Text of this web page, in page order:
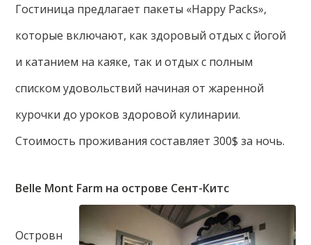
Гостиница предлагает пакеты «Happy Packs»,
которые включают, как здоровый отдых с йогой
и катанием на каяке, так и отдых с полным
списком удовольствий начиная от жаренной
курочки до уроков здоровой кулинарии.
Стоимость проживания составляет 300$ за ночь.
Belle Mont Farm на острове Сент-Китс
Островн